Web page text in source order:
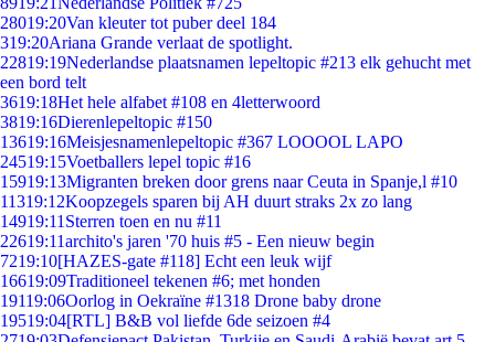
28019:20Van kleuter tot puber deel 184
319:20Ariana Grande verlaat de spotlight.
22819:19Nederlandse plaatsnamen lepeltopic #213 elk gehucht met
een bord telt
3619:18Het hele alfabet #108 en 4letterwoord
3819:16Dierenlepeltopic #150
13619:16Meisjesnamenlepeltopic #367 LOOOOL LAPO
24519:15Voetballers lepel topic #16
15919:13Migranten breken door grens naar Ceuta in Spanje,l #10
11319:12Koopzegels sparen bij AH duurt straks 2x zo lang
14919:11 Sterren toen en nu #11
22619:11archito's jaren '70 huis #5 - Een nieuw begin
7219:10[HAZES-gate #118] Echt een leuk wijf
16619:09Traditioneel tekenen #6; met honden
19119:06Oorlog in Oekraïne #1318 Drone baby drone
19519:04[RTL] B&B vol liefde 6de seizoen #4